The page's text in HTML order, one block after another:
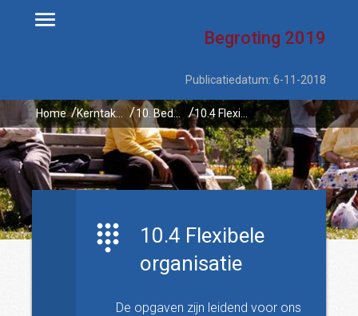
Begroting 2019
Publicatiedatum: 6-11-2018
Home 10. Bedrijfsvoering
10.4 Flexibele
organisatie
De opgaven zijn leidend voor ons